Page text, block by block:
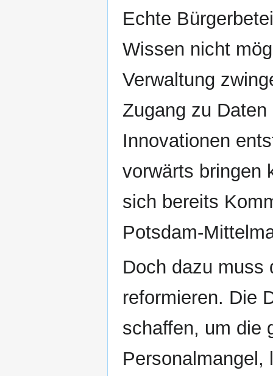
Echte
Wissen nicht
Verwaltung
Zugang zu
Innovationen
vorwärts bringen
sich bereits
Potsdam-
Doch dazu muss
reformieren. Die
schaffen, um die
Personalmangel,